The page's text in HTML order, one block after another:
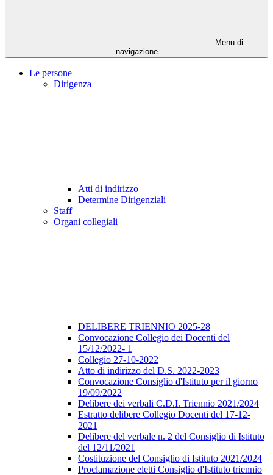
Menu di
navigazione
Le persone
Dirigenza
Atti di indirizzo
Determine Dirigenziali
Staff
Organi collegiali
DELIBERE TRIENNIO 2025-28
Convocazione Collegio dei Docenti del
15/12/2022- 1
Collegio 27-10-2022
Atto di indirizzo del D.S. 2022-2023
Convocazione Consiglio d'Istituto per il giorno
19/09/2022
Delibere dei verbali C.D.I. Triennio 2021/2024
Estratto delibere Collegio Docenti del 17-12-
2021
Delibere del verbale n. 2 del Consiglio di Istituto
del 12/11/2021
Costituzione del Consiglio di Istituto 2021/2024
Proclamazione eletti Consiglio d'Istituto triennio